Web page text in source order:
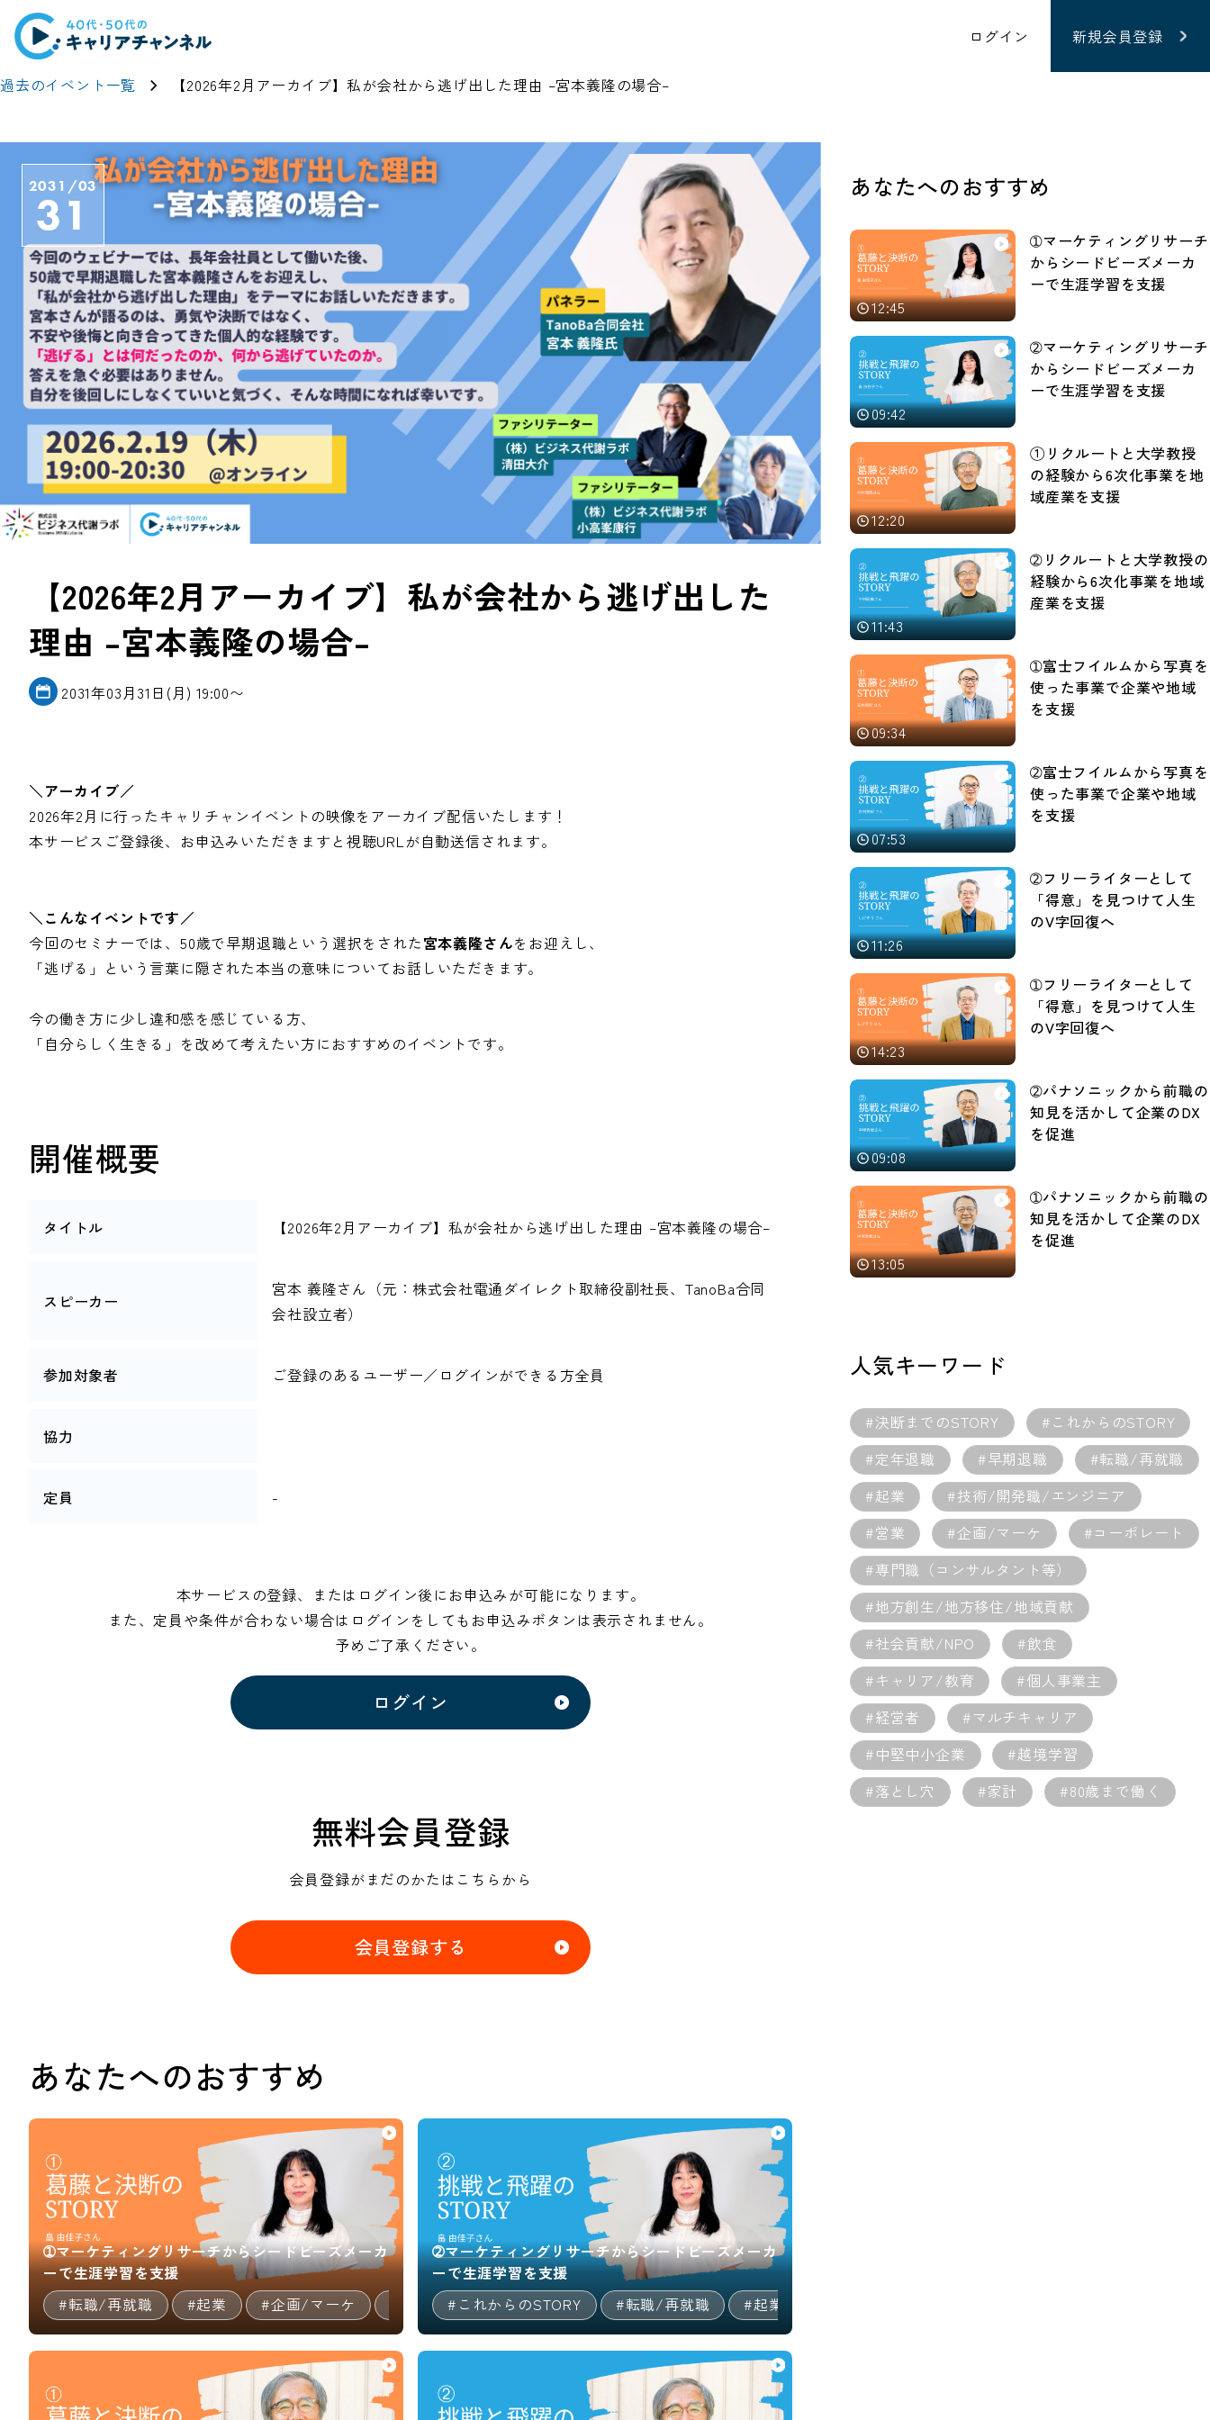
ログイン 新規会員登録
過去のイベント一覧 【2026年2月アーカイブ】私が会社から逃げ出した理由 –宮本義隆の場合–
2031/03
31
【2026年2月アーカイブ】私が会社から逃げ出した
理由 –宮本義隆の場合–
2031年03月31日(月) 19:00〜
＼アーカイブ／
2026年2月に行ったキャリチャンイベントの映像をアーカイブ配信いたします！
本サービスご登録後、お申込みいただきますと視聴URLが自動送信されます。
＼こんなイベントです／
今回のセミナーでは、50歳で早期退職という選択をされた宮本義隆さんをお迎えし、
「逃げる」という言葉に隠された本当の意味についてお話しいただきます。
今の働き方に少し違和感を感じている方、
「自分らしく生きる」を改めて考えたい方におすすめのイベントです。
開催概要
タイトル 【2026年2月アーカイブ】私が会社から逃げ出した理由 –宮本義隆の場合–
スピーカー
宮本 義隆さん（元：株式会社電通ダイレクト取締役副社長、TanoBa合同
会社設立者）
参加対象者 ご登録のあるユーザー／ログインができる方全員
協力
定員 -
本サービスの登録、またはログイン後にお申込みが可能になります。
また、定員や条件が合わない場合はログインをしてもお申込みボタンは表示されません。
予めご了承ください。
ログイン
無料会員登録
会員登録がまだのかたはこちらから
会員登録する
あなたへのおすすめ
➀マーケティングリサーチからシードビーズメーカ
ーで生涯学習を支援
#転職/再就職
#起業 #企画/マーケ #個人事業主 #マルチキャリア #決断までのSTORY
➁マーケティングリサーチからシードビーズメーカ
ーで生涯学習を支援
#これからのSTORY
#転職/再就職 #起業
あなたへのおすすめ
12:45
➀マーケティングリサーチ
からシードビーズメーカ
ーで生涯学習を支援
09:42
➁マーケティングリサーチ
からシードビーズメーカ
ーで生涯学習を支援
12:20
①リクルートと大学教授
の経験から6次化事業を地
域産業を支援
11:43
➁リクルートと大学教授の
経験から6次化事業を地域
産業を支援
09:34
➀富士フイルムから写真を
使った事業で企業や地域
を支援
07:53
➁富士フイルムから写真を
使った事業で企業や地域
を支援
11:26
➁フリーライターとして
「得意」を見つけて人生
のV字回復へ
14:23
➀フリーライターとして
「得意」を見つけて人生
のV字回復へ
09:08
➁パナソニックから前職の
知見を活かして企業のDX
を促進
13:05
➀パナソニックから前職の
知見を活かして企業のDX
を促進
人気キーワード
#決断までのSTORY
#これからのSTORY
#定年退職
#早期退職
#転職/再就職
#起業
#技術/開発職/エンジニア
#営業
#企画/マーケ
#コーポレート
#専門職（コンサルタント等）
#地方創生/地方移住/地域貢献
#社会貢献/NPO
#飲食
#キャリア/教育
#個人事業主
#経営者
#マルチキャリア
#中堅中小企業
#越境学習
#落とし穴
#家計 #80歳まで働く